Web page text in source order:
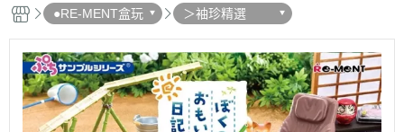
●RE-MENT盒玩 ＞袖珍精選